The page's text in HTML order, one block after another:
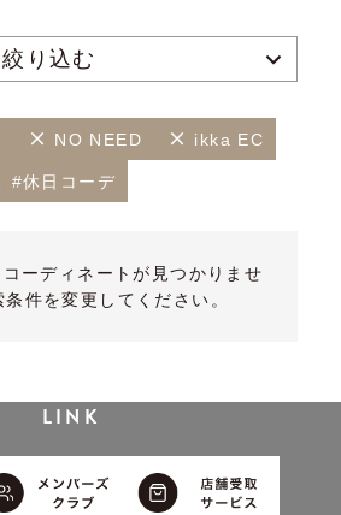
絞り込む
NO NEED ikka EC
#休日コーデ
ーディネートが見つかりませ
件を変更してください。
LINK